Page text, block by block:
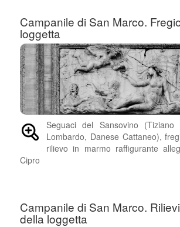
Campanile di San Marco.
loggetta
Seguaci del Sansovino (Tiziano
Lombardo, Danese Cattaneo),
rilievo in marmo raffigurante
Cipro
Campanile di San Marco.
della loggetta